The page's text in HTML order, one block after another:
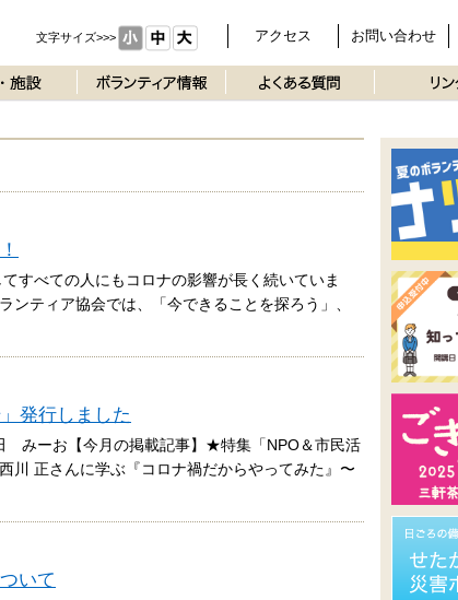
お問い合わせ
アクセス
文字サイズ>>>
すべての人にもコロナの影響が長く続いていま
ティア協会では、「今できることを探ろう」、
発行しました
みーお【今月の掲載記事】★特集「NPO＆市民活
川 正さんに学ぶ『コロナ禍だからやってみた』〜
いて